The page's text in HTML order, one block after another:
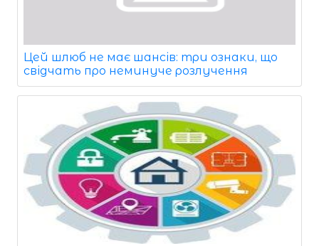
Цей шлюб не має шансів: три ознаки, що
свідчать про неминуче розлучення